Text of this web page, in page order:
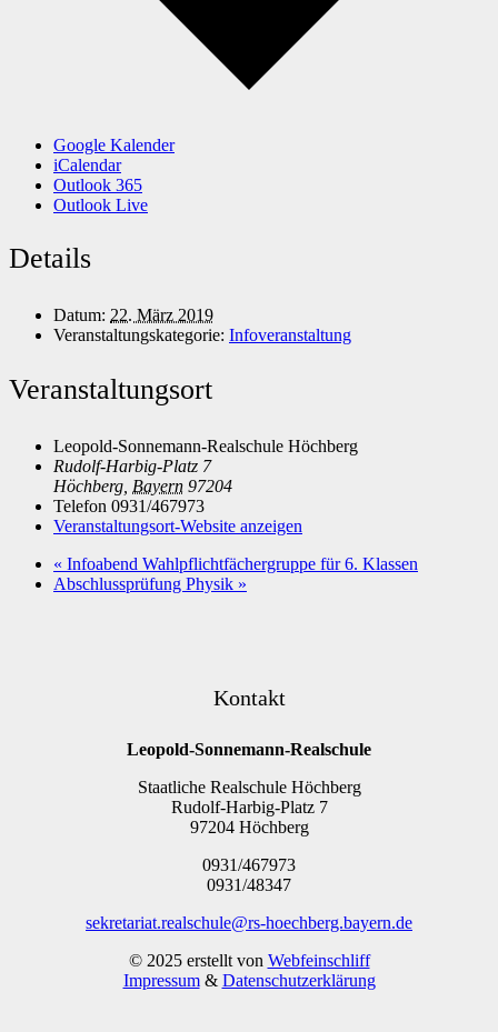
Google Kalender
iCalendar
Outlook 365
Outlook Live
Details
Datum: 22. März 2019
Veranstaltungskategorie: Infoveranstaltung
Veranstaltungsort
Leopold-Sonnemann-Realschule Höchberg
Rudolf-Harbig-Platz 7
Höchberg Bayern 97204
Telefon 0931/467973
Veranstaltungsort-Website anzeigen
« Infoabend Wahlpflichtfächergruppe für 6. Klassen
Abschlussprüfung Physik »
Kontakt
Leopold-Sonnemann-Realschule
Staatliche Realschule Höchberg
Rudolf-Harbig-Platz 7
97204 Höchberg
0931/467973
0931/48347
sekretariat.realschule@rs-hoechberg.bayern.de
© 2025 erstellt von Webfeinschliff
Impressum& Datenschutzerklärung